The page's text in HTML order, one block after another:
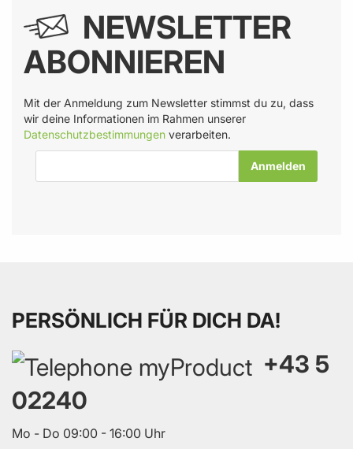
NEWSLETTER
ABONNIEREN
Mit der Anmeldung zum Newsletter stimmst du zu, dass
wir deine Informationen im Rahmen unserer
Datenschutzbestimmungen verarbeiten.
PERSÖNLICH FÜR DICH DA!
+43 5
02240
Mo - Do 09:00 - 16:00 Uhr